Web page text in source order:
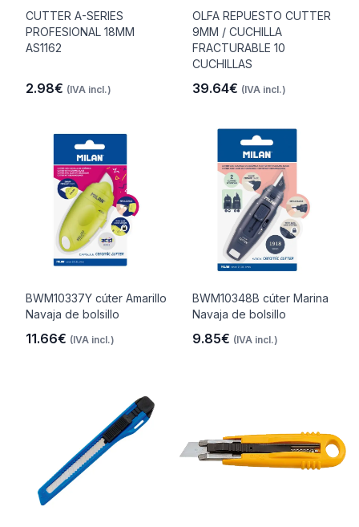
CUTTER A-SERIES
PROFESIONAL 18MM
AS1162
2.98€ (IVA incl.)
OLFA REPUESTO CUTTER
9MM / CUCHILLA
FRACTURABLE 10
CUCHILLAS
39.64€ (IVA incl.)
BWM10337Y cúter Amarillo
Navaja de bolsillo
11.66€ (IVA incl.)
BWM10348B cúter Marina
Navaja de bolsillo
9.85€ (IVA incl.)